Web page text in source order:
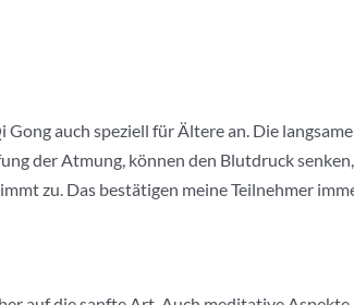
auch speziell für Ältere an. Die
der Atmung, können den Blutdruck
zu. Das bestätigen meine Teilnehmer